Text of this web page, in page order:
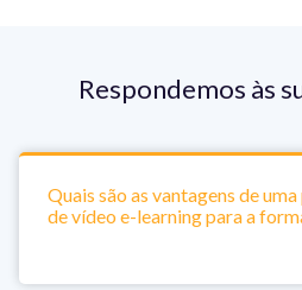
Respondemos às
Quais são as vantagens de
de vídeo e-learning para a
conteúdos de vídeo educativos e
experiência de excelência